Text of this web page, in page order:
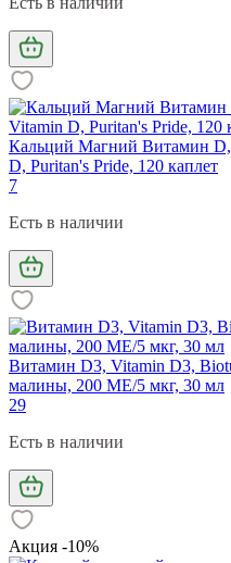
Кальций Магний Витамин D,
D, Puritan's Pride, 120 каплет
7
Есть в наличии
Витамин D3, Vitamin D3,
малины, 200 МЕ/5 мкг, 30 мл
29
Есть в наличии
Акция -10%